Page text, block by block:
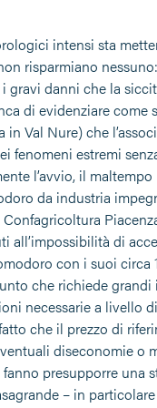
intensi sta
risparmiano
danni che la
di evidenziare come
Val Nure) che
fenomeni estremi
l’avvio, il
da industria
di
con i suoi
che richiede
necessarie a livello
che il prezzo di
diseconomie o
presupporre
– in